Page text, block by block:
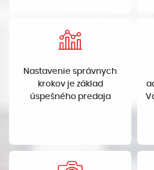
Nastavenie správnych
krokov je základ
úspešného predaja